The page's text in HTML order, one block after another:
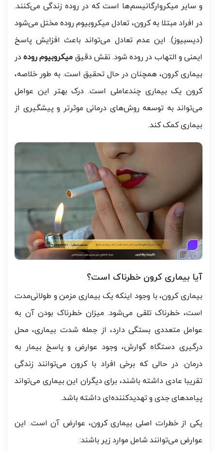
و سایر میکروارگانیسم‌ها است که در روده زندگی می‌کنند.
در افراد مبتلا به کرون، تعادل میکروبیوم روده مختل می‌شود
(دیسبیوز). این عدم تعادل می‌تواند باعث افزایش پاسخ
ایمنی و التهاب در روده شود. نقش دقیق میکروبیوم رودهدر
بیماری کرون، همچنان در حال تحقیق است. به طور خلاصه،
کرون یک بیماری چندعاملی است. درک بهتر این عوامل
می‌تواند به توسعه روش‌های درمانی موثرتر و پیشگیری از
بیماری کمک کند.
آیا بیماری کرون خطرناک است؟
بیماری کرون، با وجود اینکه یک بیماری مزمن و طولانی‌مدت
است، خطرناک تلقی می‌شود. میزان خطرناک بودن آن به
عوامل متعددی بستگی دارد، از جمله شدت بیماری، محل
درگیری دستگاه گوارش، وجود عوارض و پاسخ بیمار به
درمان. در حالی که برخی افراد با کرون می‌توانند زندگی
تقریبا عادی داشته باشند، برای دیگران این بیماری می‌تواند
پیامدهای جدی و تهدید‌کننده‌ای داشته باشد.
یکی از خطرات اصلی بیماری کرون، عوارض آن است. این
عوارض می‌توانند شامل موارد زیر باشند: